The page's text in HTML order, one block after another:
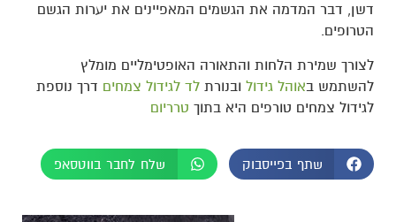
דשן, דבר המדמה את הגשמים המאפיינים את יערות הגשם
הטרופים.
לצורך שמירת הלחות והתאורה האופטימליים מומלץ
להשתמש באוהל גידול ובנורת לד לגידול צמחים דרך נוספת
לגידול צמחים טורפים היא בתוך טרריום
שתף בפייסבוק שלח לחבר בווטסאפ